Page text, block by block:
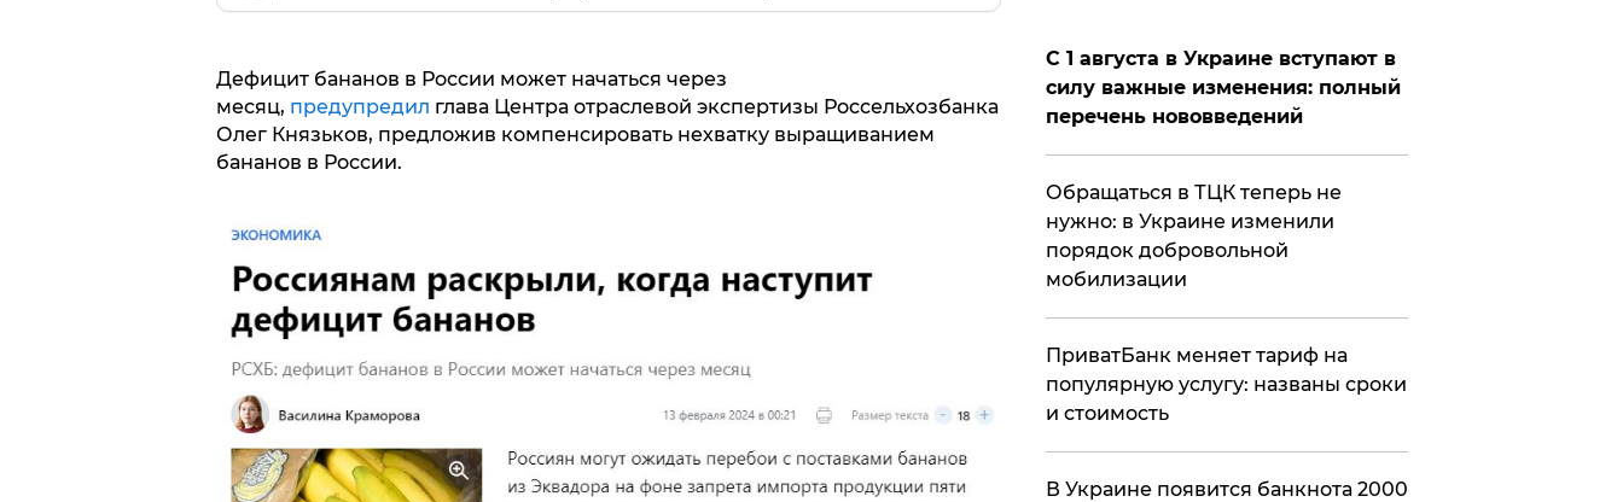
Дефицит бананов в России может начаться через
месяц, предупредил глава Центра отраслевой экспертизы Россельхозбанка
Олег Князьков, предложив компенсировать нехватку выращиванием
бананов в России.
С 1 августа в Украине вступают в
силу важные изменения: полный
перечень нововведений
Обращаться в ТЦК теперь не
нужно: в Украине изменили
порядок добровольной
мобилизации
ПриватБанк меняет тариф на
популярную услугу: названы сроки
и стоимость
В Украине появится банкнота 2000